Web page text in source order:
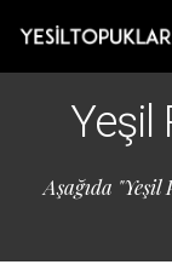
Yeşil
Aşağıda